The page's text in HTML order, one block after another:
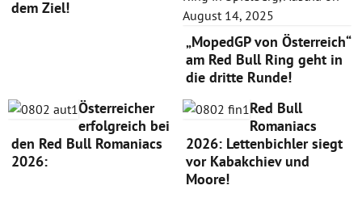
dem Ziel!
„MopedGP von Österreich“
am Red Bull Ring geht in
die dritte Runde!
Österreicher
erfolgreich bei
den Red Bull Romaniacs
2026:
Red Bull
Romaniacs
2026: Lettenbichler siegt
vor Kabakchiev und
Moore!